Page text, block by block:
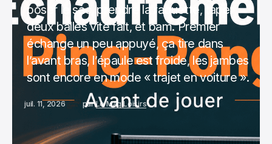
poser le sac, prendre la raquette, taper
deux balles vite fait, et bam. Premier
échange un peu appuyé, ça tire dans
l’avant bras, l’épaule est froide, les jambes
sont encore en mode « trajet en voiture ».
juil. 11, 2026 parLe Mag Loisirs